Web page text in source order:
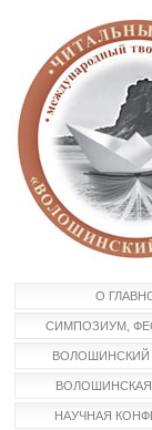
О
СИМПОЗИУМ,
ВОЛОШИНСКИЙ
НАУЧНАЯ